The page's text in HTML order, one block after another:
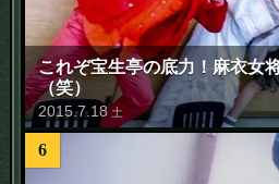
これぞ宝生亭の底力！麻衣女
（笑）
2015.7. 18 土
6